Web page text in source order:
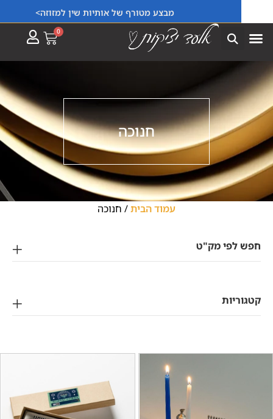
מבצע מטורף של אותיות שין למזוזה>
חנוכה
עמוד הבית/ חנוכה
מק"ט